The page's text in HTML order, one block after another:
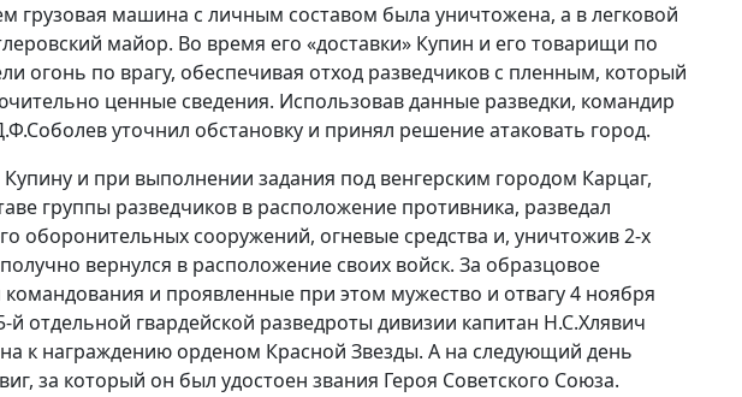
грузовая машина с личным составом была уничтожена, а в легковой
майор. Во время его «доставки» Купин и его товарищи по
огонь по врагу, обеспечивая отход разведчиков с пленным, который
ценные сведения. Использовав данные разведки, командир
уточнил обстановку и принял решение атаковать город.
Купину и при выполнении задания под венгерским городом Карцаг,
группы разведчиков в расположение противника, разведал
оборонительных сооружений, огневые средства и, уничтожив 2-х
вернулся в расположение своих войск. За образцовое
и проявленные при этом мужество и отвагу 4 ноября
й отдельной гвардейской разведроты дивизии капитан Н.С.Хлявич
к награждению орденом Красной Звезды. А на следующий день
за который он был удостоен звания Героя Советского Союза.